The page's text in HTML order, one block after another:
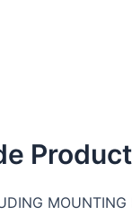
MOUNTING